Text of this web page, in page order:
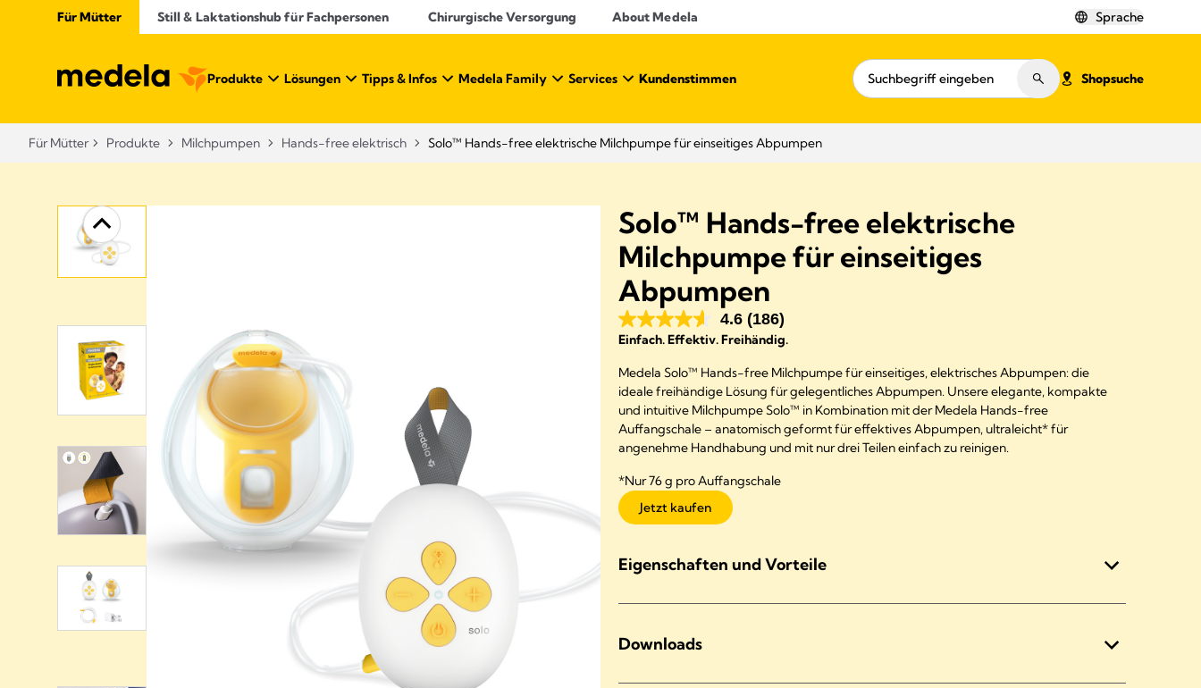
Für Mütter Still & Laktationshub für Fachpersonen Chirurgische Versorgung About Medela Sprache
Produkte Lösungen Tipps & Infos Medela Family Services Kundenstimmen Shopsuche
Für Mütter Produkte Milchpumpen Hands-free elektrisch Solo™ Hands-free elektrische Milchpumpe für einseitiges Abpumpen
Solo™ Hands-free elektrische
Milchpumpe für einseitiges
Abpumpen
4.6 (186)
Einfach. Effektiv. Freihändig.
Medela Solo™ Hands-free Milchpumpe für einseitiges, elektrisches Abpumpen: die
ideale freihändige Lösung für gelegentliches Abpumpen. Unsere elegante, kompakte
und intuitive Milchpumpe Solo™ in Kombination mit der Medela Hands-free
Auffangschale – anatomisch geformt für effektives Abpumpen, ultraleicht* für
angenehme Handhabung und mit nur drei Teilen einfach zu reinigen.
*Nur 76 g pro Auffangschale
Jetzt kaufen
Eigenschaften und Vorteile
Downloads